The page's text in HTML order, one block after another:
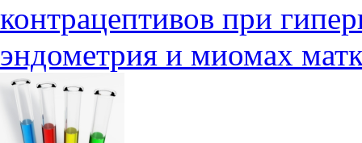
контрацептивов при
эндометрия и миомах